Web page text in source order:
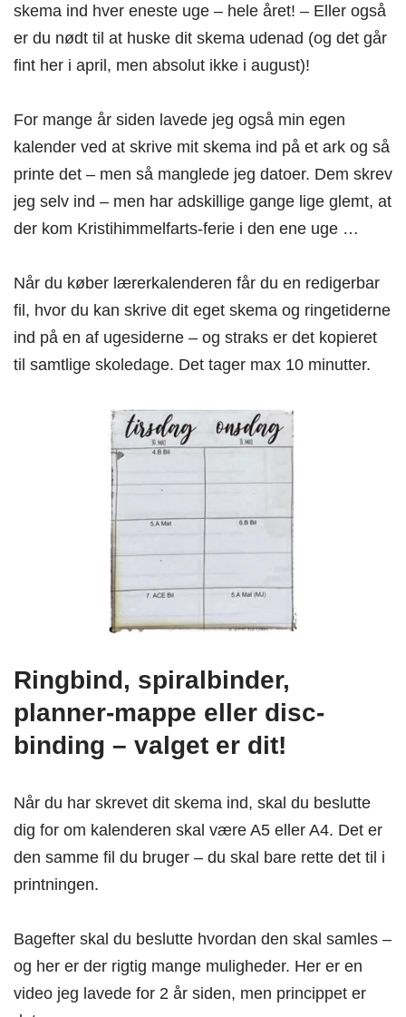
skema ind hver eneste uge – hele året! – Eller også
er du nødt til at huske dit skema udenad (og det går
fint her i april, men absolut ikke i august)!
For mange år siden lavede jeg også min egen
kalender ved at skrive mit skema ind på et ark og så
printe det – men så manglede jeg datoer. Dem skrev
jeg selv ind – men har adskillige gange lige glemt, at
der kom Kristihimmelfarts-ferie i den ene uge …
Når du køber lærerkalenderen får du en redigerbar
fil, hvor du kan skrive dit eget skema og ringetiderne
ind på en af ugesiderne – og straks er det kopieret
til samtlige skoledage. Det tager max 10 minutter.
Ringbind, spiralbinder,
planner-mappe eller disc-
binding – valget er dit!
Når du har skrevet dit skema ind, skal du beslutte
dig for om kalenderen skal være A5 eller A4. Det er
den samme fil du bruger – du skal bare rette det til i
printningen.
Bagefter skal du beslutte hvordan den skal samles –
og her er der rigtig mange muligheder. Her er en
video jeg lavede for 2 år siden, men princippet er